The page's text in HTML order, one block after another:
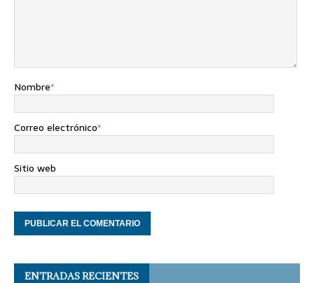
Nombre*
Correo electrónico*
Sitio web
ENTRADAS RECIENTES